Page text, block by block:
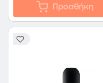
Προσθήκη